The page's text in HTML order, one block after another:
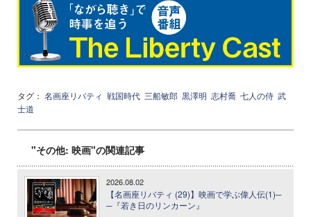
タグ： 名画座リバティ 戦国時代 三船敏郎 黒澤明 志村喬 七人の侍 武
士道
"その他: 映画"の関連記事
2026.08.02
【名画座リバティ (29)】映画で学ぶ偉人伝(1)─
─『若き日のリンカーン』